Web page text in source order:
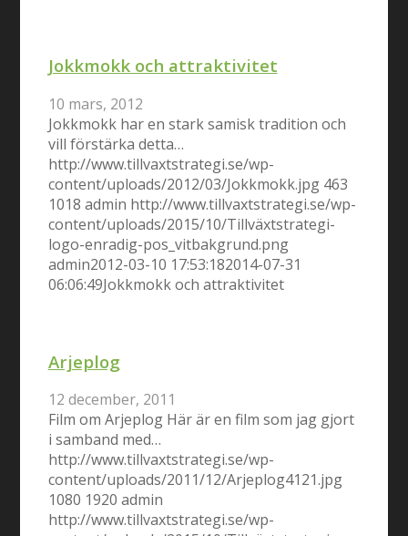
Jokkmokk och attraktivitet
10 mars, 2012
Jokkmokk har en stark samisk tradition och
vill förstärka detta…
http://www.tillvaxtstrategi.se/wp-
content/uploads/2012/03/Jokkmokk.jpg 463
1018 admin http://www.tillvaxtstrategi.se/wp-
content/uploads/2015/10/Tillväxtstrategi-
logo-enradig-pos_vitbakgrund.png
admin2012-03-10 17:53:182014-07-31
06:06:49Jokkmokk och attraktivitet
Arjeplog
12 december, 2011
Film om Arjeplog Här är en film som jag gjort
i samband med…
http://www.tillvaxtstrategi.se/wp-
content/uploads/2011/12/Arjeplog4121.jpg
1080 1920 admin
http://www.tillvaxtstrategi.se/wp-